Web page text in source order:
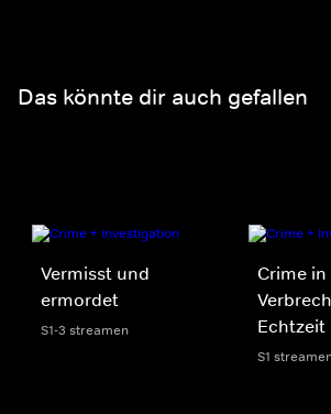
Das könnte dir auch gefallen
Vermisst und
ermordet
S1-3 streamen
Crime in
Echtzeit
S1